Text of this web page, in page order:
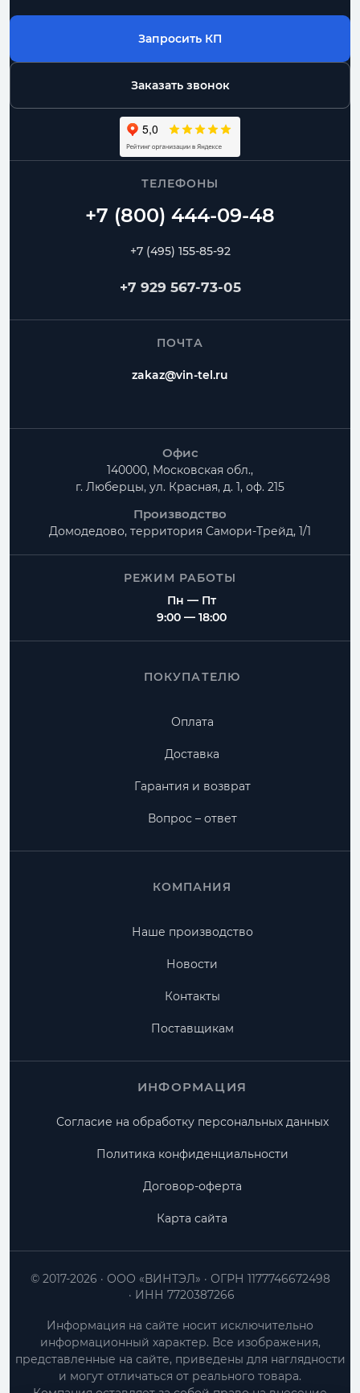
Запросить КП
Заказать звонок
ТЕЛЕФОНЫ
+7 (495) 155-85-92
+7 929 567-73-05
ПОЧТА
zakaz@vin-tel.ru
Офис
140000, Московская обл.,
г. Люберцы, ул. Красная, д. 1, оф. 215
Производство
Домодедово, территория Самори-Трейд, 1/1
РЕЖИМ РАБОТЫ
Пн — Пт
9:00 — 18:00
ПОКУПАТЕЛЮ
Оплата
Доставка
Гарантия и возврат
Вопрос – ответ
КОМПАНИЯ
Наше производство
Новости
Контакты
Поставщикам
ИНФОРМАЦИЯ
Согласие на обработку персональных данных
Политика конфиденциальности
Договор-оферта
Карта сайта
ООО «ВИНТЭЛ»
ОГРН 1177746672498
ИНН 7720387266
© 2017-2026
Информация на сайте носит исключительно
информационный характер. Все изображения,
представленные на сайте, приведены для наглядности
и могут отличаться от реального товара.